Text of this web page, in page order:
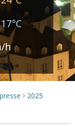
17°C
h
> 2025